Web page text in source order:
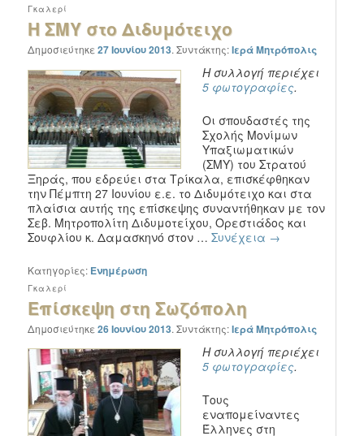
Η ΣΜΥ στο Διδυμότειχο
Γκαλερί
Δημοσιεύτηκε27 Ιουνίου 2013.Συντάκτης:Ιερά Μητρόπολις
Η συλλογή περιέχει
5 φωτογραφίες.
Οι σπουδαστές της
Σχολής Μονίμων
Υπαξιωματικών
(ΣΜΥ) του Στρατού
Ξηράς, που εδρεύει στα Τρίκαλα, επισκέφθηκαν
την Πέμπτη 27 Ιουνίου ε.ε. το Διδυμότειχο και στα
πλαίσια αυτής της επίσκεψης συναντήθηκαν με τον
Σεβ. Μητροπολίτη Διδυμοτείχου, Ορεστιάδος και
Σουφλίου κ. Δαμασκηνό στον …Συνέχεια →
Κατηγορίες: Ενημέρωση
Επίσκεψη στη Σωζόπολη
Γκαλερί
Δημοσιεύτηκε26 Ιουνίου 2013.Συντάκτης:Ιερά Μητρόπολις
Η συλλογή περιέχει
5 φωτογραφίες.
Τους
εναπομείναντες
Έλληνες στη